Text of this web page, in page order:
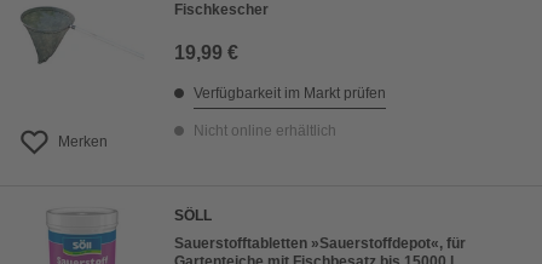
Merken
Fischkescher
19,99 €
Verfügbarkeit im Markt prüfen
Nicht online erhältlich
SÖLL
Sauerstofftabletten »Sauerstoffdepot«, für